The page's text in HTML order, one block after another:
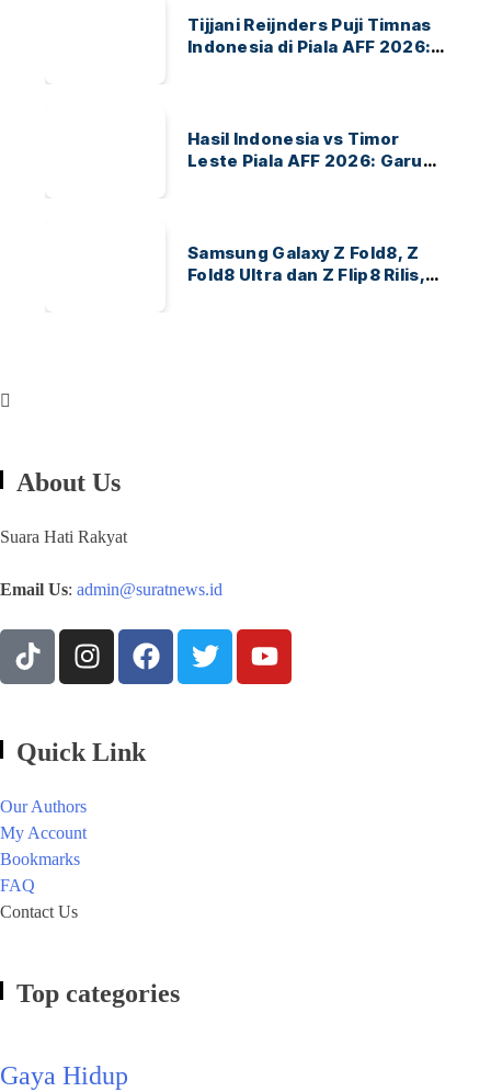
Tijjani Reijnders Puji Timnas
Indonesia di Piala AFF 2026:
Hasil Indonesia vs Timor
Leste Piala AFF 2026: Garuda
Samsung Galaxy Z Fold8, Z
Fold8 Ultra dan Z Flip8 Rilis,
About Us
Suara Hati Rakyat
Email Us: admin@suratnews.id
Quick Link
Our Authors
My Account
Bookmarks
FAQ
Contact Us
Top categories
Gaya Hidup